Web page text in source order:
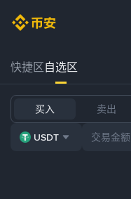
快捷区自选区
买入 卖出
USDT